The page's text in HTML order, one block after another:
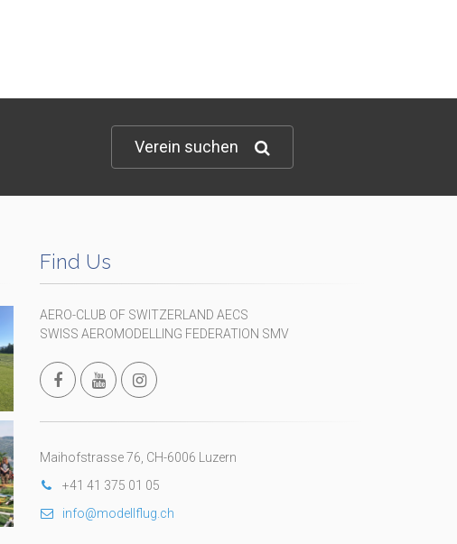
Verein suchen
Find Us
AERO-CLUB OF SWITZERLAND AECS
SWISS AEROMODELLING FEDERATION SMV
Maihofstrasse 76, CH-6006 Luzern
+41 41 375 01 05
info@modellflug.ch